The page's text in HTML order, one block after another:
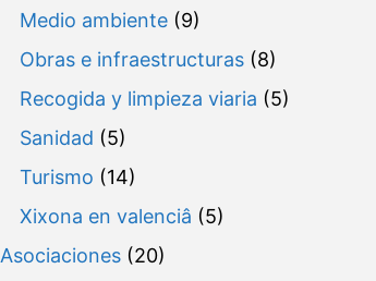
Medio ambiente(9)
Obras e infraestructuras(8)
Recogida y limpieza viaria (5)
Sanidad (5)
Turismo (14)
Xixona en valenciâ (5)
Asociaciones(20)